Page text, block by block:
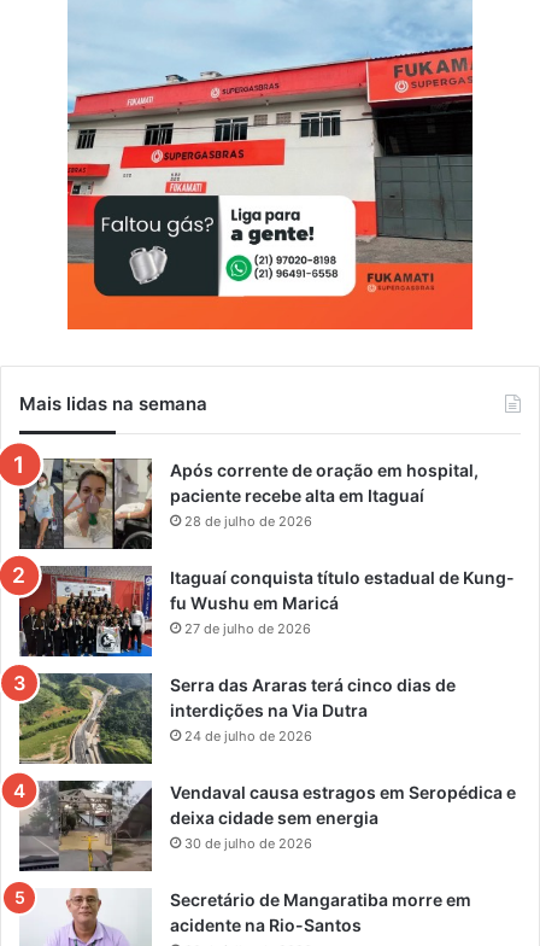
Mais lidas na semana
Após corrente de oração em hospital,
paciente recebe alta em Itaguaí
28 de julho de 2026
Itaguaí conquista título estadual de Kung-
fu Wushu em Maricá
27 de julho de 2026
Serra das Araras terá cinco dias de
interdições na Via Dutra
24 de julho de 2026
Vendaval causa estragos em Seropédica e
deixa cidade sem energia
30 de julho de 2026
Secretário de Mangaratiba morre em
acidente na Rio-Santos